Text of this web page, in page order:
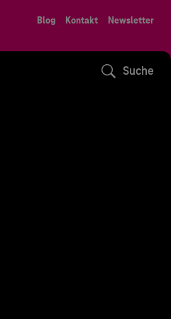
Blog Kontakt Newsletter
Suche